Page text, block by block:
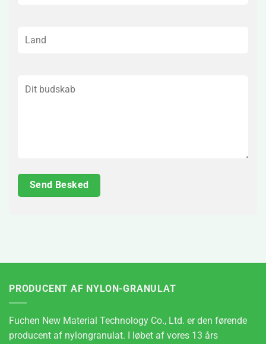
PRODUCENT AF NYLON-GRANULAT
Fuchen New Material Technology Co., Ltd. er den førende
producent af nylongranulat. I løbet af vores 13 års